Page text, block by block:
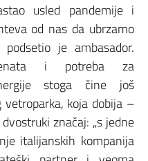
usled pandemije i
od nas da ubrzamo
je ambasador.
i potreba za
stoga čine još
koja dobija –
značaj: „s jedne
italijanskih kompanija